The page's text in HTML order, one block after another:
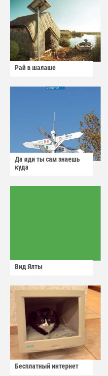
Рай в шалаше
Да иди ты сам знаешь
куда
Вид Ялты
Бесплатный интернет